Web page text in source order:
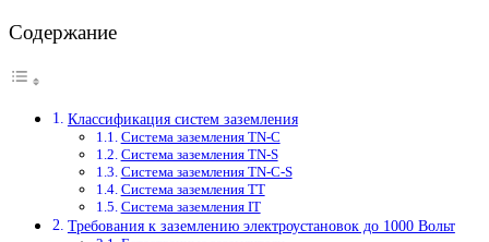
Содержание
Классификация систем заземления
Система заземления TN-C
Система заземления TN-S
Система заземления TN-C-S
Система заземления TT
Система заземления IT
Требования к заземлению электроустановок до 1000 Вольт